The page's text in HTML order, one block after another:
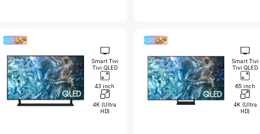
Smart Tivi
Tivi QLED
43 inch
4K (Ultra
HD)
Smart Tivi
Tivi QLED
65 inch
4K (Ultra
HD)